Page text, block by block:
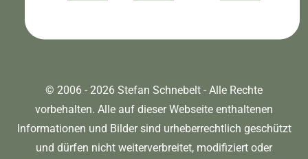
© 2006 - 2026 Stefan Schnebelt - Alle Rechte
vorbehalten. Alle auf dieser Webseite enthaltenen
Informationen und Bilder sind urheberrechtlich geschützt
und dürfen nicht weiterverbreitet, modifiziert oder